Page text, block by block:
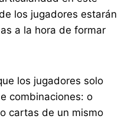
los jugadores estarán
a la hora de formar
los jugadores solo
combinaciones: o
cartas de un mismo